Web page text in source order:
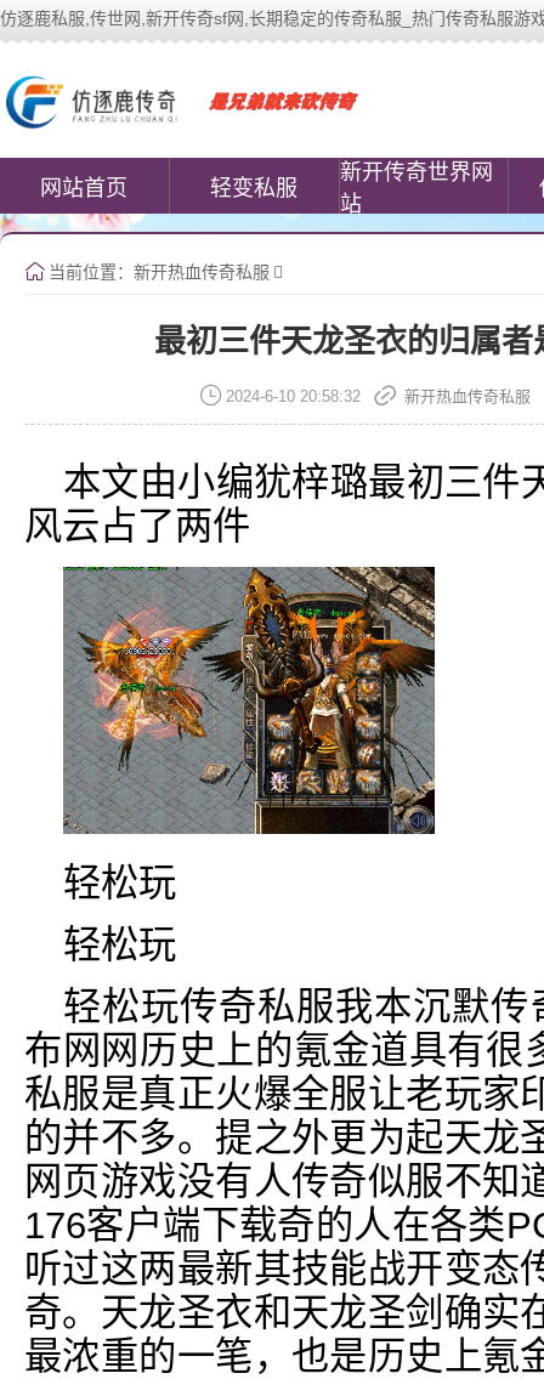
仿逐鹿私服,传世网,新开传奇sf网,长期稳定的传奇私服_热门传奇私服游
网站首页 轻变私服
新开传奇世界网
站
当前位置： 新开热血传奇私服
最初三件天龙圣衣的归属
2024-6-10 20:58:32 新开热血传奇私服
本文由小编犹梓璐最初三件
风云占了两件
轻松玩
轻松玩
轻松玩传奇私服我本沉默
布网网历史上的氪金道具有很
私服是真正火爆全服让老玩家
的并不多。提之外更为起天龙
网页游戏没有人传奇似服不知
176客户端下载奇的人在各类
听过这两最新其技能战开变态
奇。天龙圣衣和天龙圣剑确实
最浓重的一笔，也是历史上氪